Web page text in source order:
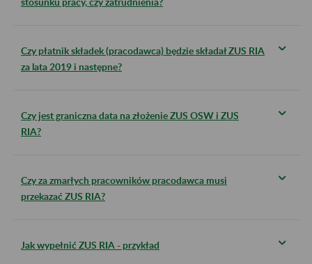
Czy płatnik składek (pracodawca) będzie składał ZUS RIA
za lata 2019 i następne?
Czy jest graniczna data na złożenie ZUS OSW i ZUS
RIA?
Czy za zmarłych pracowników pracodawca musi
przekazać ZUS RIA?
Jak wypełnić ZUS RIA - przykład